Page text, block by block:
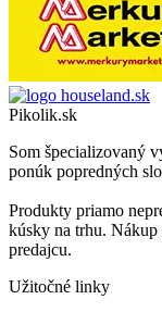
Pikolik.sk
Som špecializovaný
ponúk popredných
Produkty priamo
kúsky na trhu. Nákup
predajcu.
Užitočné linky